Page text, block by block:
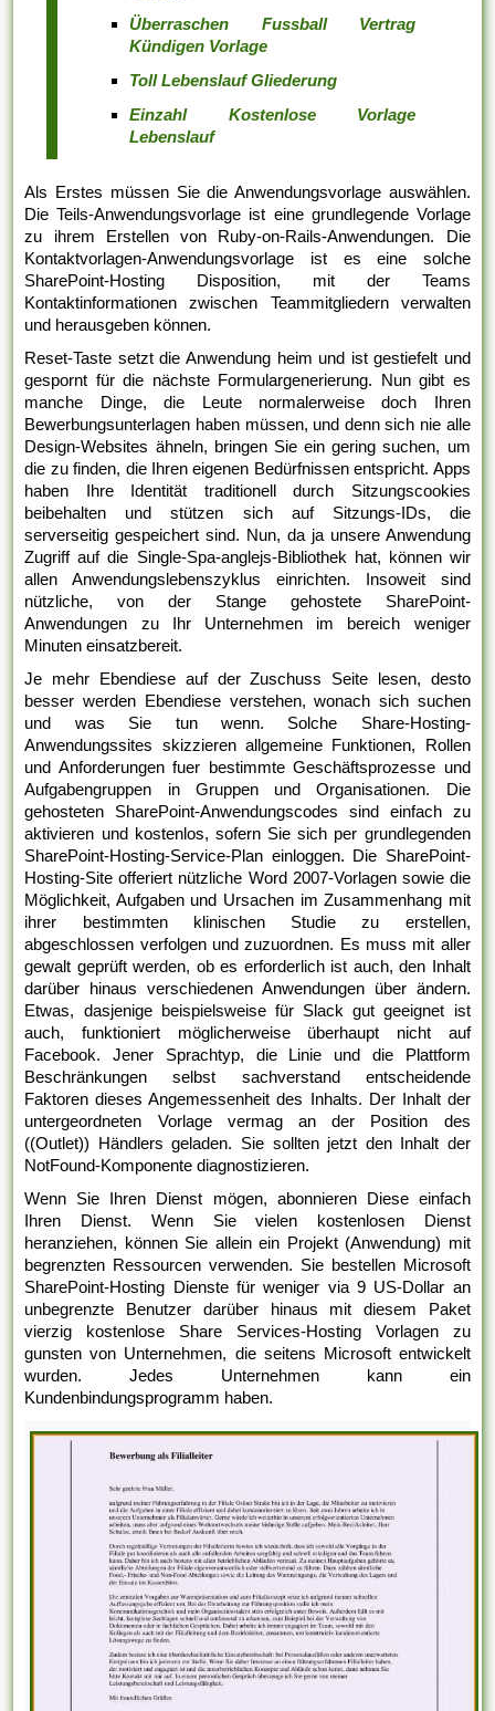
Überraschen Fussball Vertrag
Kündigen Vorlage
Toll Lebenslauf Gliederung
Einzahl Kostenlose Vorlage
Lebenslauf
Als Erstes müssen Sie die Anwendungsvorlage auswählen.
Die Teils-Anwendungsvorlage ist eine grundlegende Vorlage
zu ihrem Erstellen von Ruby-on-Rails-Anwendungen. Die
Kontaktvorlagen-Anwendungsvorlage ist es eine solche
SharePoint-Hosting Disposition, mit der Teams
Kontaktinformationen zwischen Teammitgliedern verwalten
und herausgeben können.
Reset-Taste setzt die Anwendung heim und ist gestiefelt und
gespornt für die nächste Formulargenerierung. Nun gibt es
manche Dinge, die Leute normalerweise doch Ihren
Bewerbungsunterlagen haben müssen, und denn sich nie alle
Design-Websites ähneln, bringen Sie ein gering suchen, um
die zu finden, die Ihren eigenen Bedürfnissen entspricht. Apps
haben Ihre Identität traditionell durch Sitzungscookies
beibehalten und stützen sich auf Sitzungs-IDs, die
serverseitig gespeichert sind. Nun, da ja unsere Anwendung
Zugriff auf die Single-Spa-anglejs-Bibliothek hat, können wir
allen Anwendungslebenszyklus einrichten. Insoweit sind
nützliche, von der Stange gehostete SharePoint-
Anwendungen zu Ihr Unternehmen im bereich weniger
Minuten einsatzbereit.
Je mehr Ebendiese auf der Zuschuss Seite lesen, desto
besser werden Ebendiese verstehen, wonach sich suchen
und was Sie tun wenn. Solche Share-Hosting-
Anwendungssites skizzieren allgemeine Funktionen, Rollen
und Anforderungen fuer bestimmte Geschäftsprozesse und
Aufgabengruppen in Gruppen und Organisationen. Die
gehosteten SharePoint-Anwendungscodes sind einfach zu
aktivieren und kostenlos, sofern Sie sich per grundlegenden
SharePoint-Hosting-Service-Plan einloggen. Die SharePoint-
Hosting-Site offeriert nützliche Word 2007-Vorlagen sowie die
Möglichkeit, Aufgaben und Ursachen im Zusammenhang mit
ihrer bestimmten klinischen Studie zu erstellen,
abgeschlossen verfolgen und zuzuordnen. Es muss mit aller
gewalt geprüft werden, ob es erforderlich ist auch, den Inhalt
darüber hinaus verschiedenen Anwendungen über ändern.
Etwas, dasjenige beispielsweise für Slack gut geeignet ist
auch, funktioniert möglicherweise überhaupt nicht auf
Facebook. Jener Sprachtyp, die Linie und die Plattform
Beschränkungen selbst sachverstand entscheidende
Faktoren dieses Angemessenheit des Inhalts. Der Inhalt der
untergeordneten Vorlage vermag an der Position des
((Outlet)) Händlers geladen. Sie sollten jetzt den Inhalt der
NotFound-Komponente diagnostizieren.
Wenn Sie Ihren Dienst mögen, abonnieren Diese einfach
Ihren Dienst. Wenn Sie vielen kostenlosen Dienst
heranziehen, können Sie allein ein Projekt (Anwendung) mit
begrenzten Ressourcen verwenden. Sie bestellen Microsoft
SharePoint-Hosting Dienste für weniger via 9 US-Dollar an
unbegrenzte Benutzer darüber hinaus mit diesem Paket
vierzig kostenlose Share Services-Hosting Vorlagen zu
gunsten von Unternehmen, die seitens Microsoft entwickelt
wurden. Jedes Unternehmen kann ein
Kundenbindungsprogramm haben.